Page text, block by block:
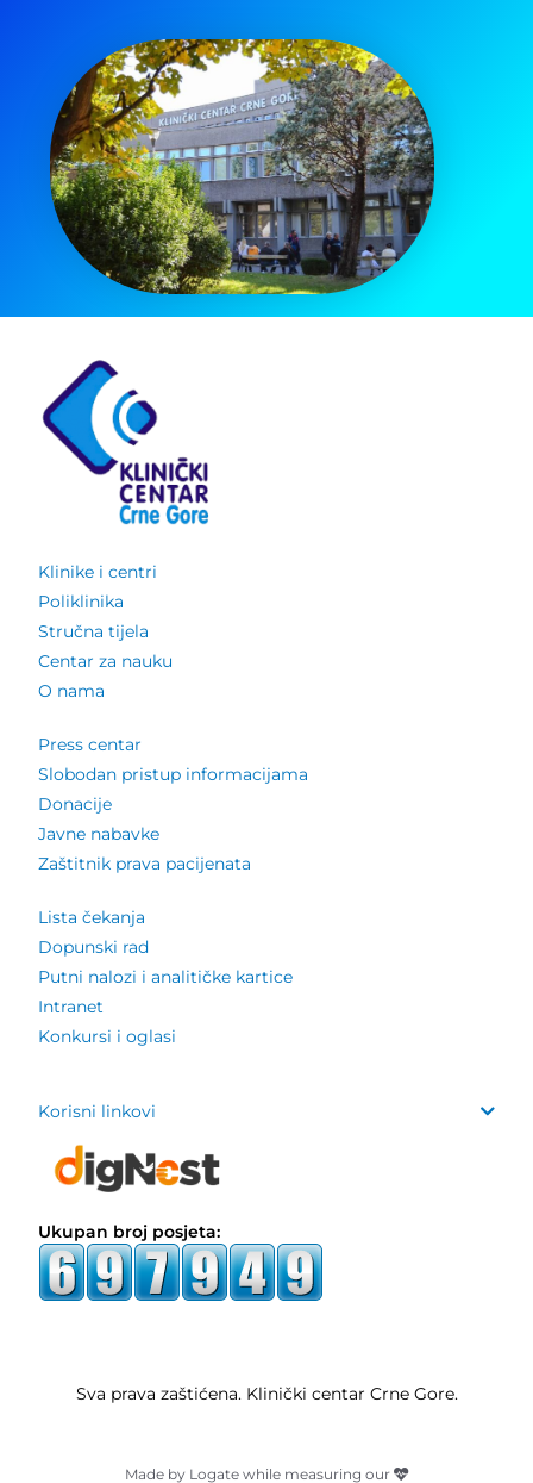
Klinike i centri
Poliklinika
Stručna tijela
Centar za nauku
O nama
Press centar
Slobodan pristup informacijama
Donacije
Javne nabavke
Zaštitnik prava pacijenata
Lista čekanja
Dopunski rad
Putni nalozi i analitičke kartice
Intranet
Konkursi i oglasi
Korisni linkovi
Ukupan broj posjeta:
Sva prava zaštićena. Klinički centar Crne Gore.
Made by Logate while measuring our